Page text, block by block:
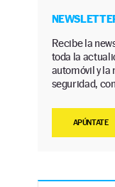
Recibe la
toda la
automóvil y la
seguridad,
APÚNTATE